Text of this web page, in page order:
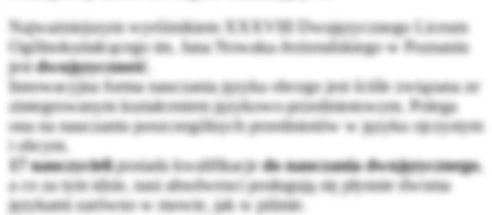
Najważniejszym wyróżnikiem XXXVIII Dwujęzycznego Liceum
Ogólnokształcącego im. Jana Nowaka-Jeziorańskiego w Poznaniu
jestdwujęzyczność
Innowacyjna forma nauczania języka obcego jest ściśle związana ze
zintegrowanym kształceniem językowo-przedmiotowym. Polega
ona na nauczaniu poszczególnych przedmiotów w języku ojczystym
i obcym.
17 nauczycieliposiada kwalifikacjedo nauczania dwujęzycznego,
a co za tym idzie, nasi absolwenci posługują się płynnie dwoma
językami zarówno w mowie, jak w piśmie.